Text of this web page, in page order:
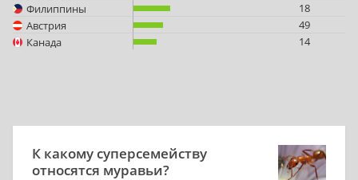
Филиппины
18
Австрия
49
Канада
14
К какому суперсемейству
относятся муравьи?